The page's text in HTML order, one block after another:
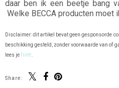
daar ben ik een beetje bang
Welke BECCA producten moet
Disclaimer: dit artikel bevat geen gesponsorde
beschikking gesteld, zonder voorwaarde van of
lees je hier
Share: